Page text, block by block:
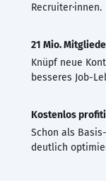
Recruiter·innen.
21 Mio.
Knüpf neue
besseres Job-
Kostenlos
Schon als
deutlich